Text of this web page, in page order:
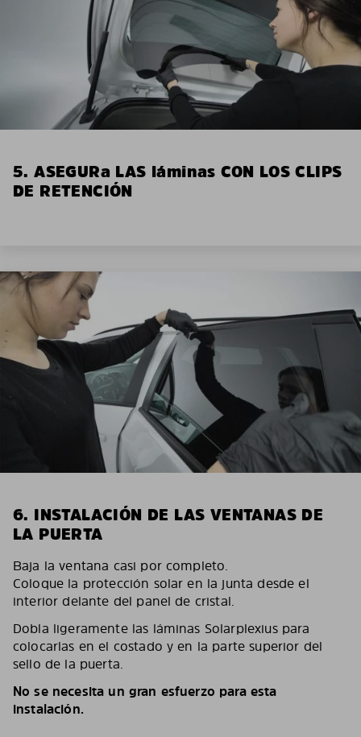
5. ASEGURa LAS láminas CON LOS CLIPS
DE RETENCIÓN
6. INSTALACIÓN DE LAS VENTANAS DE
LA PUERTA
Baja la ventana casi por completo.
Coloque la protección solar en la junta desde el
interior delante del panel de cristal.
Dobla ligeramente las láminas Solarplexius para
colocarlas en el costado y en la parte superior del
sello de la puerta.
No se necesita un gran esfuerzo para esta
instalación.